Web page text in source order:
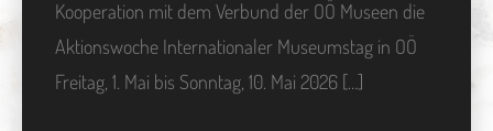
Kooperation mit dem Verbund der OÖ Museen die
Aktionswoche Internationaler Museumstag in OÖ
Freitag, 1. Mai bis Sonntag, 10. Mai 2026 […]